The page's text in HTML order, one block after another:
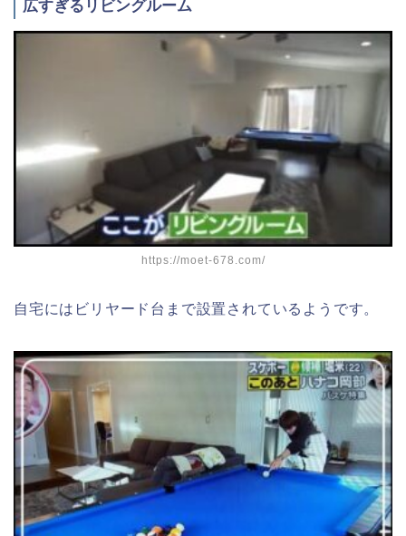
広すぎるリビングルーム
https://moet-678.com/
自宅にはビリヤード台まで設置されているようです。